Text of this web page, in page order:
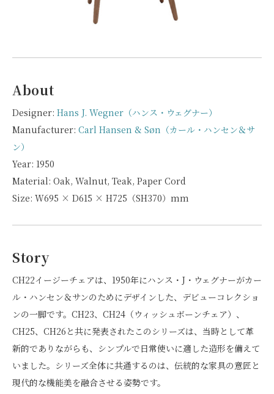
About
Designer: Hans J. Wegner（ハンス・ウェグナー）
Manufacturer: Carl Hansen & Søn（カール・ハンセン＆サ
ン）
Year: 1950
Material: Oak, Walnut, Teak, Paper Cord
Size: W695 × D615 × H725（SH370）mm
Story
CH22イージーチェアは、1950年にハンス・J・ウェグナーがカー
ル・ハンセン＆サンのためにデザインした、デビューコレクショ
ンの一脚です。CH23、CH24（ウィッシュボーンチェア）、
CH25、CH26と共に発表されたこのシリーズは、当時として革
新的でありながらも、シンプルで日常使いに適した造形を備えて
いました。シリーズ全体に共通するのは、伝統的な家具の意匠と
現代的な機能美を融合させる姿勢です。